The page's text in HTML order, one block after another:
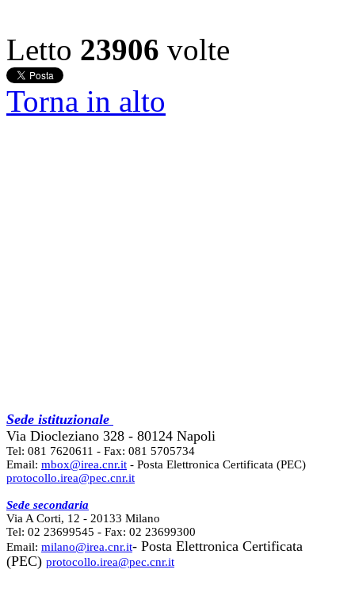
Letto 23906 volte
Torna in alto
Sede istituzionale
Via Diocleziano 328 - 80124 Napoli
Tel: 081 7620611 - Fax: 081 5705734
Email: mbox@irea.cnr.it - Posta Elettronica Certificata (PEC)
protocollo.irea@pec.cnr.it
Sede secondaria
Via A Corti, 12 - 20133 Milano
Tel: 02 23699545 - Fax: 02 23699300
Email: milano@irea.cnr.it- Posta Elettronica Certificata
(PEC) protocollo.irea@pec.cnr.it